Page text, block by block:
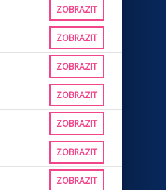
ZOBRAZIT
ZOBRAZIT
ZOBRAZIT
ZOBRAZIT
ZOBRAZIT
ZOBRAZIT
ZOBRAZIT